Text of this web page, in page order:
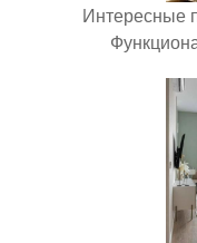
Интересные